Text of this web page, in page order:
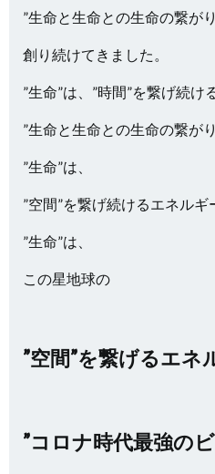
”生命と生命との生命の繋が
創り続けてきました。
”生命”は、”時間”を繋げ続け
”生命と生命との生命の繋がり
”生命”は、
”空間”を繋げ続けるエネルギ
”生命”は、
この星地球の
”空間”を繋げるエネ
”コロナ時代最強の